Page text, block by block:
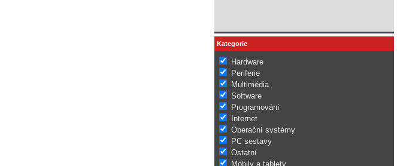
Kategorie
Hardware
Periferie
Multimédia
Software
Programování
Internet
Operační systémy
PC sestavy
Ostatní
Mobily a tablety